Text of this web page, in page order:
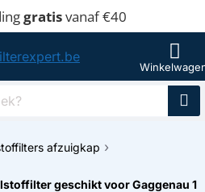
gratisvanaf €40
afzuigkap
geschikt voor Gaggenau 1